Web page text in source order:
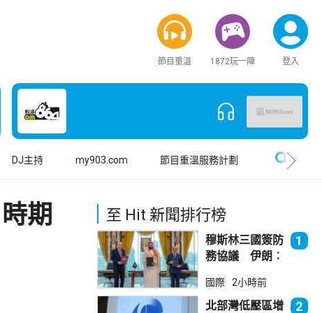
節目重溫 1872玩一陣 登入
DJ主持 my903.com 節目重溫服務計劃
時期
至 Hit 新聞排行榜
穆斯林三國簽防
務協議 伊朗︰
安全
1
國際 2小時前
北部灣低壓區增 2